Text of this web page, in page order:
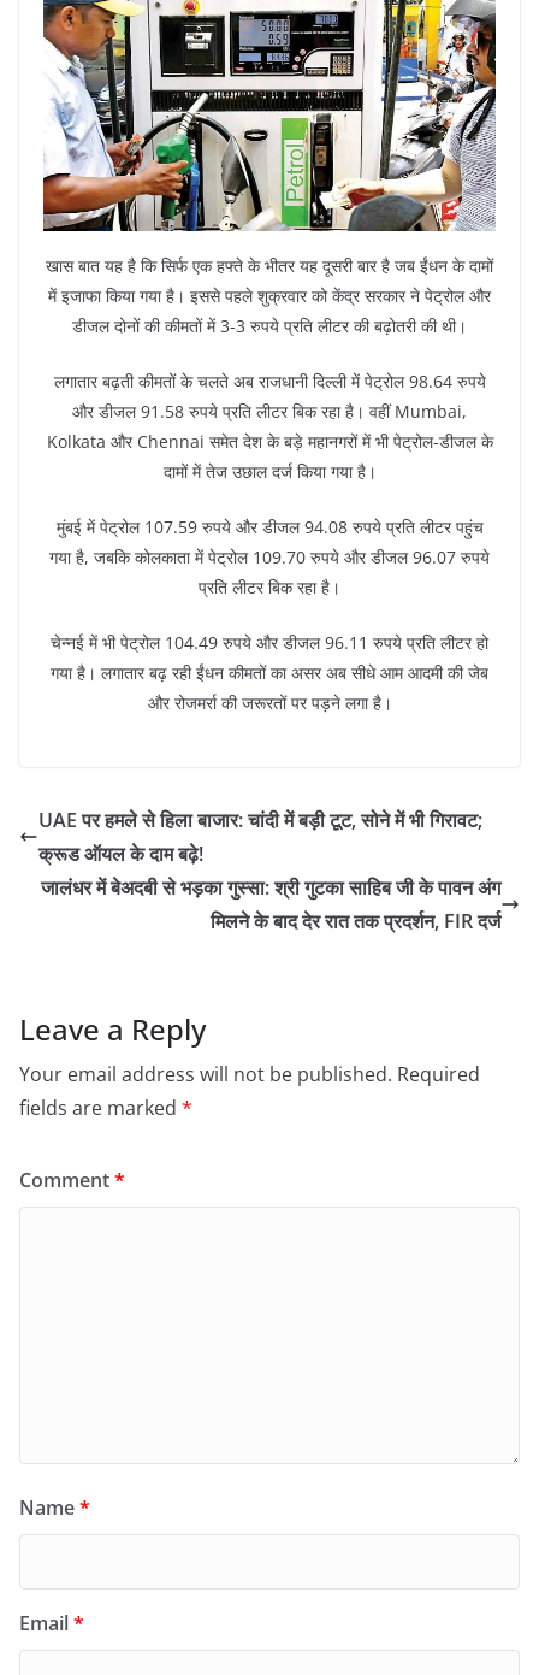
खास बात यह है कि सिर्फ एक हफ्ते के भीतर यह दूसरी बार है जब ईंधन के दामों
में इजाफा किया गया है। इससे पहले शुक्रवार को केंद्र सरकार ने पेट्रोल और
डीजल दोनों की कीमतों में 3-3 रुपये प्रति लीटर की बढ़ोतरी की थी।
लगातार बढ़ती कीमतों के चलते अब राजधानी दिल्ली में पेट्रोल 98.64 रुपये
और डीजल 91.58 रुपये प्रति लीटर बिक रहा है। वहीं Mumbai,
Kolkata और Chennai समेत देश के बड़े महानगरों में भी पेट्रोल-डीजल के
दामों में तेज उछाल दर्ज किया गया है।
मुंबई में पेट्रोल 107.59 रुपये और डीजल 94.08 रुपये प्रति लीटर पहुंच
गया है, जबकि कोलकाता में पेट्रोल 109.70 रुपये और डीजल 96.07 रुपये
प्रति लीटर बिक रहा है।
चेन्नई में भी पेट्रोल 104.49 रुपये और डीजल 96.11 रुपये प्रति लीटर हो
गया है। लगातार बढ़ रही ईंधन कीमतों का असर अब सीधे आम आदमी की जेब
और रोजमर्रा की जरूरतों पर पड़ने लगा है।
UAE पर हमले से हिला बाजार: चांदी में बड़ी टूट, सोने में भी गिरावट;
क्रूड ऑयल के दाम बढ़े!
जालंधर में बेअदबी से भड़का गुस्सा: श्री गुटका साहिब जी के पावन अंग
मिलने के बाद देर रात तक प्रदर्शन, FIR दर्ज
Leave a Reply
Your email address will not be published. Required
fields are marked *
Comment*
Name*
Email*